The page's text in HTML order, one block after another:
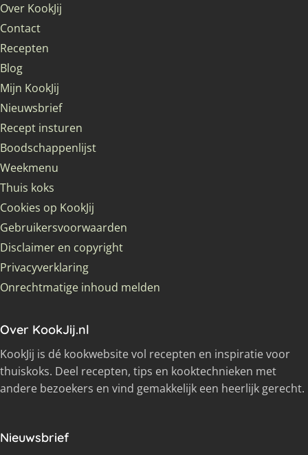
Over KookJij
Contact
Recepten
Blog
Mijn KookJij
Nieuwsbrief
Recept insturen
Boodschappenlijst
Weekmenu
Thuis koks
Cookies op KookJij
Gebruikersvoorwaarden
Disclaimer en copyright
Privacyverklaring
Onrechtmatige inhoud melden
Over KookJij.nl
KookJij is dé kookwebsite vol recepten en inspiratie voor
thuiskoks. Deel recepten, tips en kooktechnieken met
andere bezoekers en vind gemakkelijk een heerlijk gerecht.
Nieuwsbrief